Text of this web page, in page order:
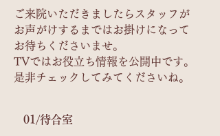
ご来院いただきましたらスタッフが
お声がけするまではお掛けになって
お待ちくださいませ。
TVではお役立ち情報を公開中です。
是非チェックしてみてくださいね。
​01/待合室